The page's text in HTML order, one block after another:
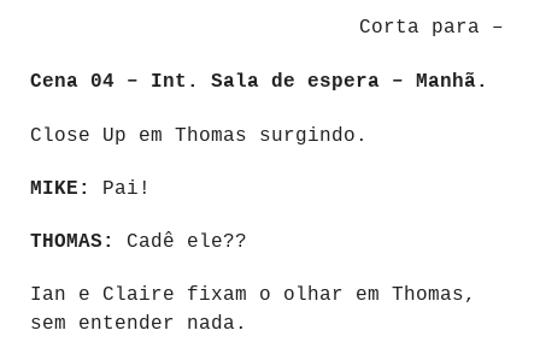
Corta para –
Cena 04 – Int. Sala de espera – Manhã.
Close Up em Thomas surgindo.
MIKE: Pai!
THOMAS: Cadê ele??
Ian e Claire fixam o olhar em Thomas,
sem entender nada.